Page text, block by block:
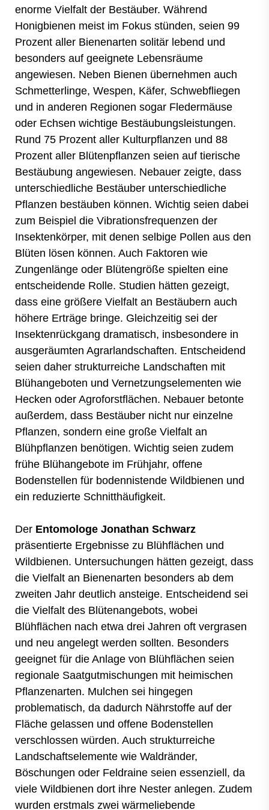
enorme Vielfalt der Bestäuber. Während
Honigbienen meist im Fokus stünden, seien 99
Prozent aller Bienenarten solitär lebend und
besonders auf geeignete Lebensräume
angewiesen. Neben Bienen übernehmen auch
Schmetterlinge, Wespen, Käfer, Schwebfliegen
und in anderen Regionen sogar Fledermäuse
oder Echsen wichtige Bestäubungsleistungen.
Rund 75 Prozent aller Kulturpflanzen und 88
Prozent aller Blütenpflanzen seien auf tierische
Bestäubung angewiesen. Nebauer zeigte, dass
unterschiedliche Bestäuber unterschiedliche
Pflanzen bestäuben können. Wichtig seien dabei
zum Beispiel die Vibrationsfrequenzen der
Insektenkörper, mit denen selbige Pollen aus den
Blüten lösen können. Auch Faktoren wie
Zungenlänge oder Blütengröße spielten eine
entscheidende Rolle. Studien hätten gezeigt,
dass eine größere Vielfalt an Bestäubern auch
höhere Erträge bringe. Gleichzeitig sei der
Insektenrückgang dramatisch, insbesondere in
ausgeräumten Agrarlandschaften. Entscheidend
seien daher strukturreiche Landschaften mit
Blühangeboten und Vernetzungselementen wie
Hecken oder Agroforstflächen. Nebauer betonte
außerdem, dass Bestäuber nicht nur einzelne
Pflanzen, sondern eine große Vielfalt an
Blühpflanzen benötigen. Wichtig seien zudem
frühe Blühangebote im Frühjahr, offene
Bodenstellen für bodennistende Wildbienen und
ein reduzierte Schnitthäufigkeit.
Der Entomologe Jonathan Schwarz
präsentierte Ergebnisse zu Blühflächen und
Wildbienen. Untersuchungen hätten gezeigt, dass
die Vielfalt an Bienenarten besonders ab dem
zweiten Jahr deutlich ansteige. Entscheidend sei
die Vielfalt des Blütenangebots, wobei
Blühflächen nach etwa drei Jahren oft vergrasen
und neu angelegt werden sollten. Besonders
geeignet für die Anlage von Blühflächen seien
regionale Saatgutmischungen mit heimischen
Pflanzenarten. Mulchen sei hingegen
problematisch, da dadurch Nährstoffe auf der
Fläche gelassen und offene Bodenstellen
verschlossen würden. Auch strukturreiche
Landschaftselemente wie Waldränder,
Böschungen oder Feldraine seien essenziell, da
viele Wildbienen dort ihre Nester anlegen. Zudem
wurden erstmals zwei wärmeliebende